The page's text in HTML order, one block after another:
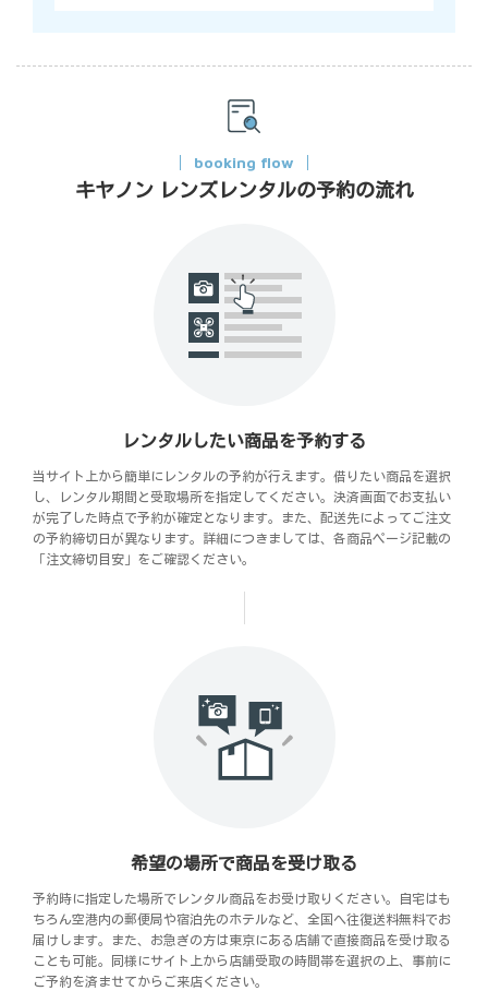
booking flow
キヤノン レンズレンタルの予約の流れ
レンタルしたい商品を予約する
当サイト上から簡単にレンタルの予約が行えます。借りたい商品を選択
し、レンタル期間と受取場所を指定してください。決済画面でお支払い
が完了した時点で予約が確定となります。また、配送先によってご注文
の予約締切日が異なります。詳細につきましては、各商品ページ記載の
「注文締切目安」をご確認ください。
希望の場所で商品を受け取る
予約時に指定した場所でレンタル商品をお受け取りください。自宅はも
ちろん空港内の郵便局や宿泊先のホテルなど、全国へ往復送料無料でお
届けします。また、お急ぎの方は東京にある店舗で直接商品を受け取る
ことも可能。同様にサイト上から店舗受取の時間帯を選択の上、事前に
ご予約を済ませてからご来店ください。